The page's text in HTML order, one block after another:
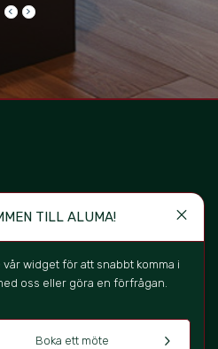
TILL ALUMA! close
vår widget för att snabbt komma i
oss eller göra en förfrågan.
Boka ett möte keyboard_arrow_right
keyboard_arrow_left keyboard_arrow_right
Stockholm, Sweden
keyboard_arrow_up